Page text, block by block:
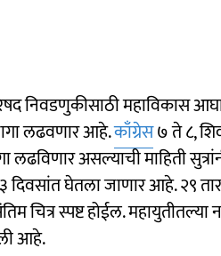
निवडणुकीसाठी महाविकास
लढवणार आहे.काँग्रेस७ ते ८,
लढविणार असल्याची माहिती
दिवसांत घेतला जाणार आहे. २९
चित्र स्पष्ट होईल.
आहे.